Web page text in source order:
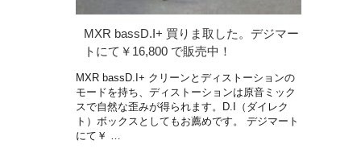
MXR bassD.I+ 買りま取した。デジマー
トにて￥16,800 で販売中！
MXR bassD.I+ クリーンとディストーションの
モードを持ち、ディストーションは原音ミック
スで自然な歪みが得られます。D.I（ダイレク
ト）ボックスとしてもお薦めです。 デジマート
にて￥ …